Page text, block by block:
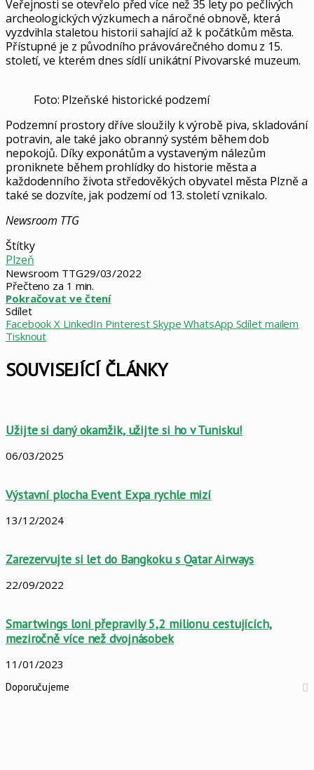
Veřejnosti se otevřelo před více než 35 lety po pečlivých
archeologických výzkumech a náročné obnově, která
vyzdvihla staletou historii sahající až k počátkům města.
Přístupné je z původního právovárečného domu z 15.
století, ve kterém dnes sídlí unikátní Pivovarské muzeum.
Foto: Plzeňské historické podzemí
Podzemní prostory dříve sloužily k výrobě piva, skladování
potravin, ale také jako obranný systém během dob
nepokojů. Díky exponátům a vystaveným nálezům
proniknete během prohlídky do historie města a
každodenního života středověkých obyvatel města Plzně a
také se dozvíte, jak podzemí od 13. století vznikalo.
Newsroom TTG
Štítky
Plzeň
Newsroom TTG29/03/2022
Přečteno za 1 min.
Pokračovat ve čtení
Sdílet
Facebook X LinkedIn Pinterest Skype WhatsApp Sdílet mailem
Tisknout
SOUVISEJÍCÍ ČLÁNKY
Užijte si daný okamžik, užijte si ho v Tunisku!
06/03/2025
Výstavní plocha Event Expa rychle mizí
13/12/2024
Zarezervujte si let do Bangkoku s Qatar Airways
22/09/2022
Smartwings loni přepravily 5,2 milionu cestujících,
meziročně více než dvojnásobek
11/01/2023
Doporučujeme